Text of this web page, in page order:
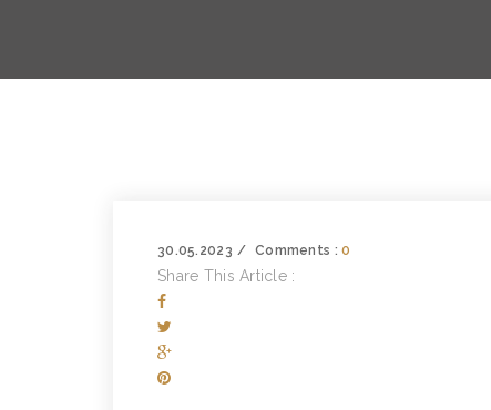
30.05.2023 Comments :0
Share This Article :